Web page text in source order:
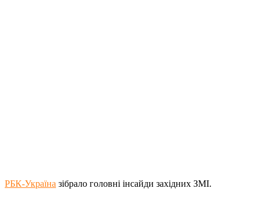
РБК-Україна зібрало головні інсайди західних ЗМІ.